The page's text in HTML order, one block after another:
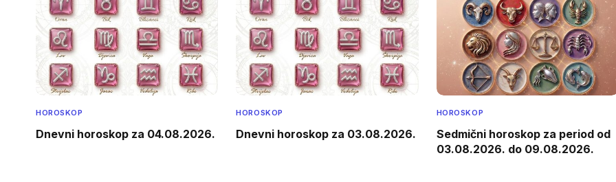
HOROSKOP
Dnevni horoskop za 04.08.2026.
HOROSKOP
Dnevni horoskop za 03.08.2026.
HOROSKOP
Sedmični horoskop za period od
03.08.2026. do 09.08.2026.